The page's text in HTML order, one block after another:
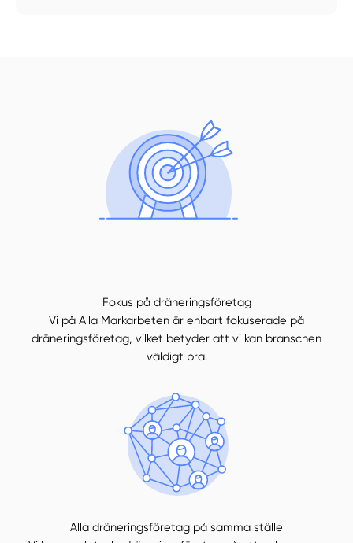
Fokus på dräneringsföretag
Vi på Alla Markarbeten är enbart fokuserade på
dräneringsföretag, vilket betyder att vi kan branschen
väldigt bra.
Alla dräneringsföretag på samma ställe